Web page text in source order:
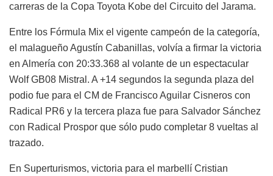
carreras de la Copa Toyota Kobe del Circuito del Jarama.
Entre los Fórmula Mix el vigente campeón de la categoría,
el malagueño Agustín Cabanillas, volvía a firmar la victoria
en Almería con 20:33.368 al volante de un espectacular
Wolf GB08 Mistral. A +14 segundos la segunda plaza del
podio fue para el CM de Francisco Aguilar Cisneros con
Radical PR6 y la tercera plaza fue para Salvador Sánchez
con Radical Prospor que sólo pudo completar 8 vueltas al
trazado.
En Superturismos, victoria para el marbellí Cristian